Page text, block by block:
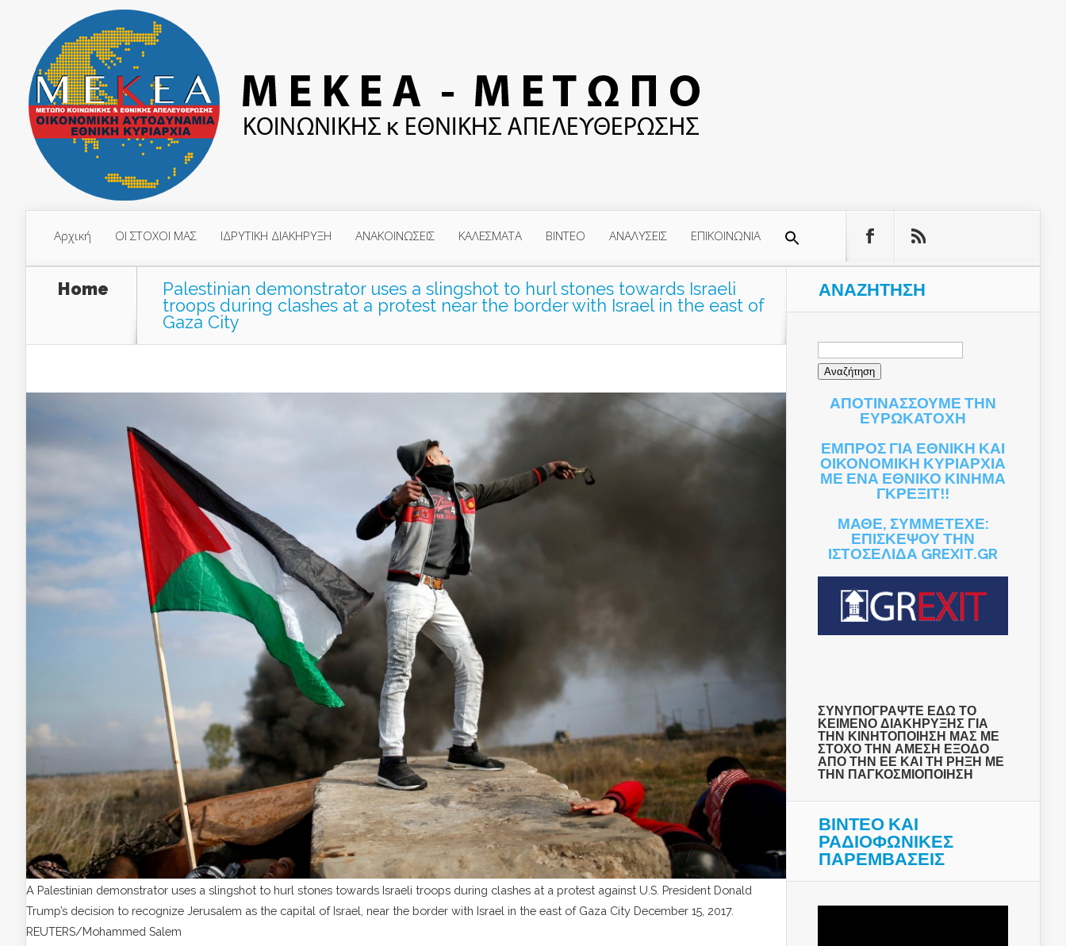
Αρχική ΟΙ ΣΤΟΧΟΙ ΜΑΣ ΙΔΡΥΤΙΚΗ ΔΙΑΚΗΡΥΞΗ ΑΝΑΚΟΙΝΩΣΕΙΣ ΚΑΛΕΣΜΑΤΑ ΒΙΝΤΕΟ ΑΝΑΛΥΣΕΙΣ ΕΠΙΚΟΙΝΩΝΙΑ
Home
Palestinian demonstrator uses a slingshot to hurl stones towards Israeli
troops during clashes at a protest near the border with Israel in the east of
Gaza City
A Palestinian demonstrator uses a slingshot to hurl stones towards Israeli troops during clashes at a protest against U.S. President Donald
Trump’s decision to recognize Jerusalem as the capital of Israel, near the border with Israel in the east of Gaza City December 15, 2017.
REUTERS/Mohammed Salem
ΑΝΑΖΉΤΗΣΗ
Αναζήτηση
ΑΠΟΤΙΝΑΣΣΟΥΜΕ ΤΗΝ
ΕΥΡΩΚΑΤΟΧΗ
ΕΜΠΡΟΣ ΓΙΑ ΕΘΝΙΚΗ ΚΑΙ
ΟΙΚΟΝΟΜΙΚΗ ΚΥΡΙΑΡΧΙΑ
ΜΕ ΕΝΑ ΕΘΝΙΚΟ ΚΙΝΗΜΑ
ΓΚΡΕΞΙΤ!!
ΜΑΘΕ, ΣΥΜΜΕΤΕΧΕ:
ΕΠΙΣΚΕΨΟΥ ΤΗΝ
ΙΣΤΟΣΕΛΙΔΑ GREXIT.GR
ΣΥΝΥΠΟΓΡΑΨΤΕ ΕΔΩ ΤΟ
ΚΕΙΜΕΝΟ ΔΙΑΚΗΡΥΞΗΣ ΓΙΑ
ΤΗΝ ΚΙΝΗΤΟΠΟΙΗΣΗ ΜΑΣ ΜΕ
ΣΤΟΧΟ ΤΗΝ ΑΜΕΣΗ ΕΞΟΔΟ
ΑΠΟ ΤΗΝ ΕΕ ΚΑΙ ΤΗ ΡΗΞΗ ΜΕ
ΤΗΝ ΠΑΓΚΟΣΜΙΟΠΟΙΗΣΗ
ΒΙΝΤΕΟ ΚΑΙ
ΡΑΔΙΟΦΩΝΙΚΕΣ
ΠΑΡΕΜΒΑΣΕΙΣ